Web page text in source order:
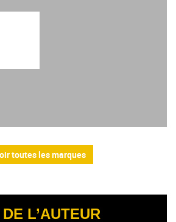
toutes les marques
L’AUTEUR